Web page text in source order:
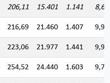
206,11 15.401 1.141
216,69 21.460 1.407
223,06 21.977 1.441
254,52 24.440 1.603